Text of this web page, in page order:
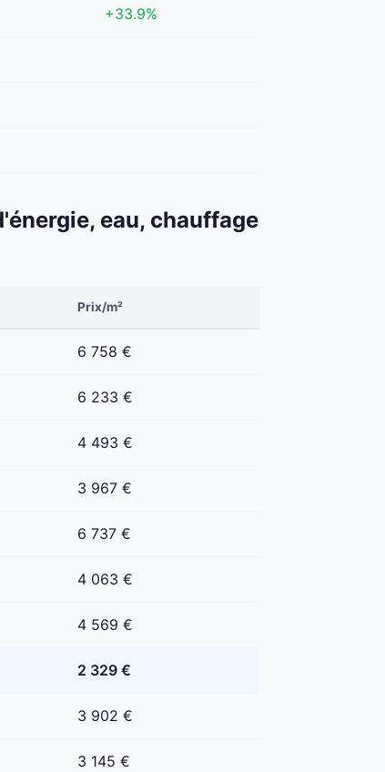
+33.9%
eau, chauffage
Prix/m²
6 758 €
6 233 €
4 493 €
3 967 €
6 737 €
4 063 €
4 569 €
2 329 €
3 902 €
3 145 €